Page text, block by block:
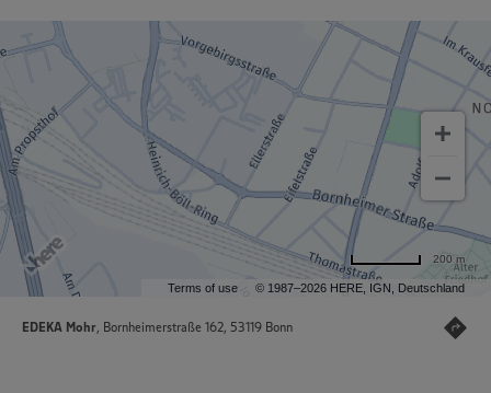
Terms of use © 1987–2026 HERE, IGN, Deutschland
200 m
EDEKA Mohr, Bornheimerstraße 162, 53119 Bonn